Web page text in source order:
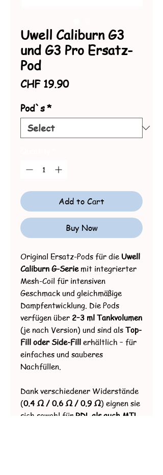
Uwell Caliburn G3
und G3 Pro Ersatz-
Pod
CHF 19.90Price
Pod`s*
Add to Cart
Buy Now
Original Ersatz-Pods für die Uwell
Caliburn G-Seriemit integrierter
Mesh-Coil für intensiven
Geschmack und gleichmäßige
Dampfentwicklung. Die Pods
verfügen über 2–3 ml Tankvolumen
(je nach Version) und sind als Top-
Fill oder Side-Fill erhältlich – für
einfaches und sauberes
Nachfüllen.
Dank verschiedener Widerstände
(0.4 Ω / 0.6 Ω / 0.9 Ω) eignen sie
sich sowohl für RDL als auch MTL